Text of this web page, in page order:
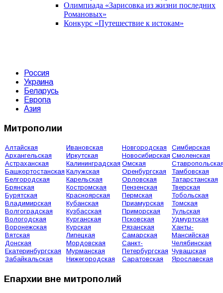
Олимпиада «Зарисовка из жизни последних
Романовых»
Конкурс «Путешествие к истокам»
Россия
Украина
Беларусь
Европа
Азия
Митрополии
Алтайская
Архангельская
Астраханская
Башкортостанская
Белгородская
Брянская
Бурятская
Владимирская
Волгоградская
Вологодская
Воронежская
Вятская
Донская
Екатеринбургская
Забайкальская
Ивановская
Иркутская
Калининградская
Калужская
Карельская
Костромская
Красноярская
Кубанская
Кузбасская
Курганская
Курская
Липецкая
Мордовская
Мурманская
Нижегородская
Новгородская
Новосибирская
Омская
Оренбургская
Орловская
Пензенская
Пермская
Приамурская
Приморская
Псковская
Рязанская
Самарская
Санкт-
Петербургская
Саратовская
Симбирская
Смоленская
Тамбовская
Татарстанская
Тверская
Тобольская
Томская
Тульская
Удмуртская
Ханты-
Мансийская
Челябинская
Чувашская
Ярославская
Епархии вне митрополий